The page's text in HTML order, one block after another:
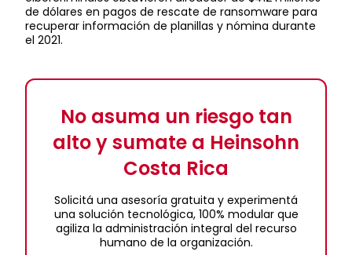
de dólares en pagos de rescate de ransomware para
recuperar información de planillas y nómina durante
el 2021.
No asuma un riesgo tan
alto y sumate a Heinsohn
Costa Rica
Solicitá una asesoría gratuita y experimentá
una solución tecnológica, 100% modular que
agiliza la administración integral del recurso
humano de la organización.